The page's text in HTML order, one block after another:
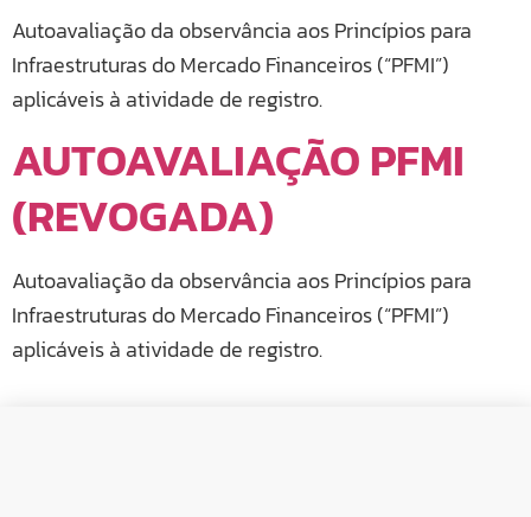
Autoavaliação da observância aos Princípios para
Infraestruturas do Mercado Financeiros (“PFMI”)
aplicáveis à atividade de registro.
AUTOAVALIAÇÃO PFMI
(REVOGADA)
Autoavaliação da observância aos Princípios para
Infraestruturas do Mercado Financeiros (“PFMI”)
aplicáveis à atividade de registro.